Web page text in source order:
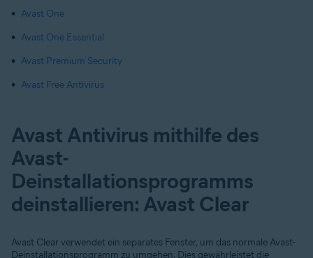
Avast One
Avast One Essential
Avast Premium Security
Avast Free Antivirus
Avast Antivirus mithilfe des
Avast-
Deinstallationsprogramms
deinstallieren: Avast Clear
Avast Clear verwendet ein separates Fenster, um das normale Avast-
Deinstallationsprogramm zu umgehen. Dies gewährleistet die